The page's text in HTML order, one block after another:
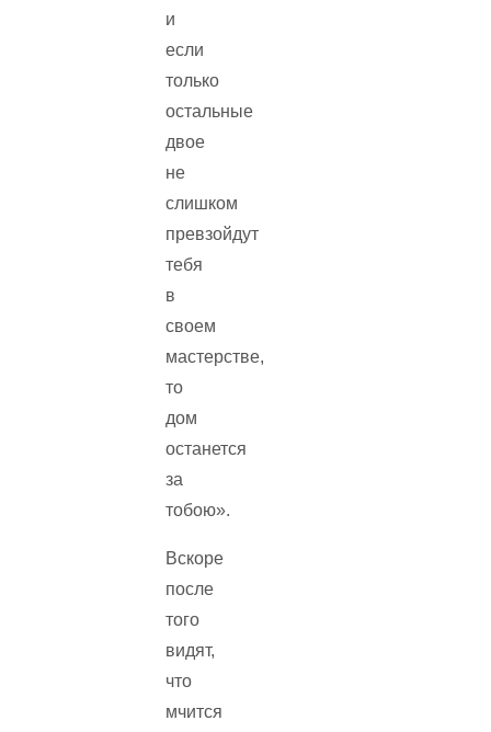
и
если
только
остальные
двое
не
слишком
превзойдут
тебя
в
своем
мастерстве,
то
дом
останется
за
тобою».
Вскоре
после
того
видят,
что
мчится